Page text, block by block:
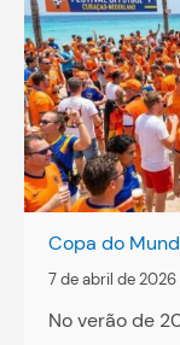
Copa do
7 de abril de 2026
No verão de